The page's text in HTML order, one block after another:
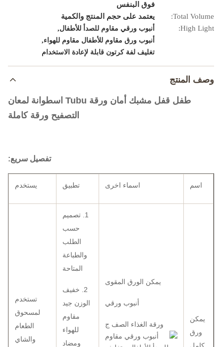
فوق البنفس
Total Volume:
يعتمد على حجم المنتج والكمية
High Light:
أنبوب ورقي مقاوم للصدأ للأطفال,
أنبوب ورق مقاوم للأطفال مقاوم للهواء,
تغليف لفة كرتون قابلة لإعادة الاستخدام
وصف المنتج
طفل قفل مشبك أمان ورقة Tubu اسطوانة لمعان
التصفيح ورقة كاملة
تفصيل سريع:
اسم اسماء اخرى تطبيق يستخدم
يمكن
ورق
يمكن الورق المقوى
أنبوب ورقي
ورقة الغذاء الصف ج
1. تصميم
حسب
الطلب
والطباعة
المتاحة
2. خفيف
الوزن جيد
مقاوم
للهواء
ومضاد
تستخدم
لمسحوق
الطعام
والشاي